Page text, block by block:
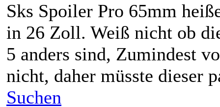
Sks Spoiler Pro 65mm
in 26 Zoll. Weiß nicht ob
5 anders sind, Zumindest
nicht, daher müsste dieser
Suchen